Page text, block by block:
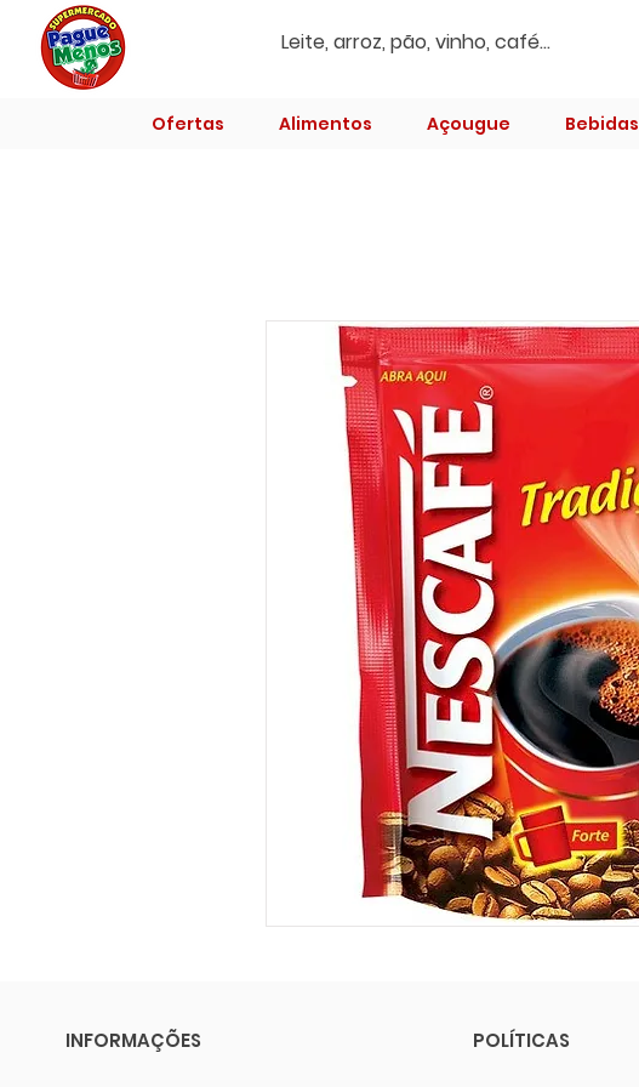
Ofertas Alimentos Açougue Bebidas
INFORMAÇÕES POLÍTICAS